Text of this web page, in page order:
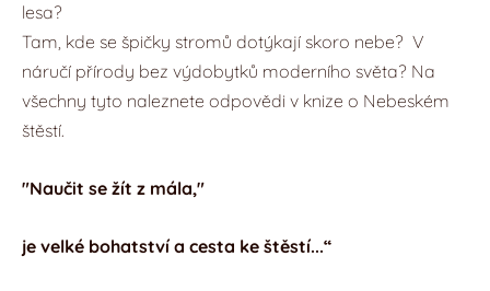
lesa?
Tam, kde se špičky stromů dotýkají skoro nebe? V
náručí přírody bez výdobytků moderního světa? Na
všechny tyto naleznete odpovědi v knize o Nebeském
štěstí.
"Naučit se žít z mála,"
je velké bohatství a cesta ke štěstí...“